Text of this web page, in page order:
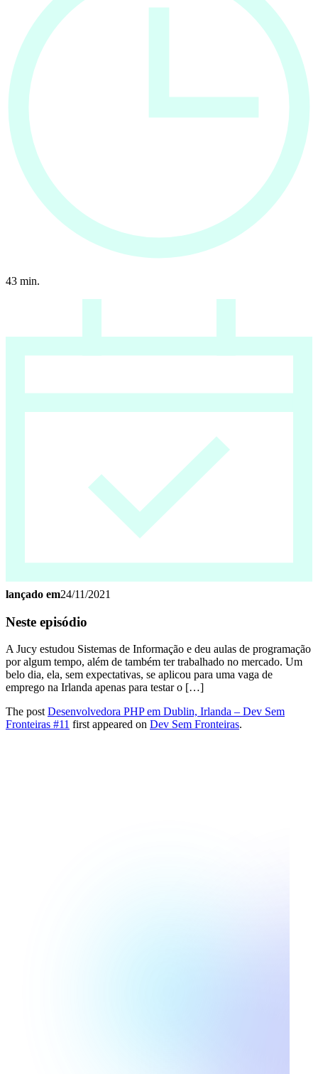
43 min.
lançado em24/11/2021
Neste episódio
A Jucy estudou Sistemas de Informação e deu aulas de programação
por algum tempo, além de também ter trabalhado no mercado. Um
belo dia, ela, sem expectativas, se aplicou para uma vaga de
emprego na Irlanda apenas para testar o […]
The post Desenvolvedora PHP em Dublin, Irlanda – Dev Sem
Fronteiras #11 first appeared on Dev Sem Fronteiras.